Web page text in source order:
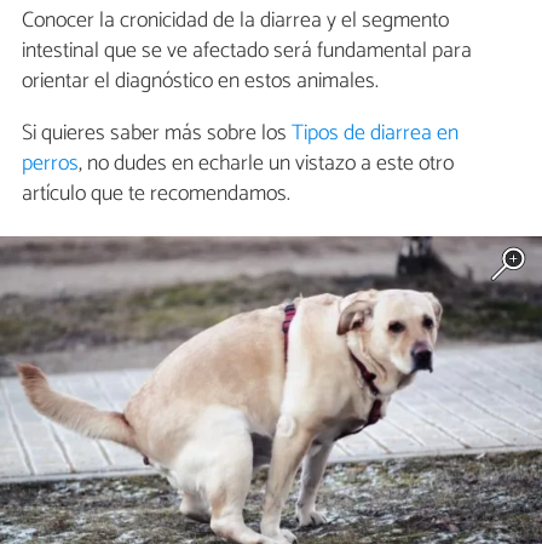
Conocer la cronicidad de la diarrea y el segmento
intestinal que se ve afectado será fundamental para
orientar el diagnóstico en estos animales.
Si quieres saber más sobre losTipos de diarrea en
perros, no dudes en echarle un vistazo a este otro
artículo que te recomendamos.